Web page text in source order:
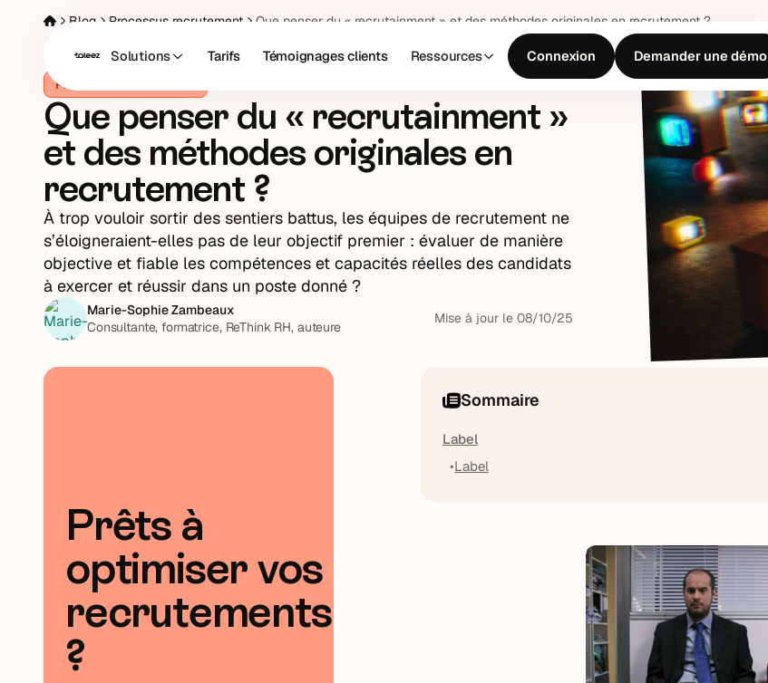
Solutions Tarifs Témoignages clients Ressources Connexion Demander une démo
Blog Processus recrutement Que penser du « recrutainment » et des méthodes originales en recrutement ?
Processus recrutement
Que penser du « recrutainment »
et des méthodes originales en
recrutement ?
À trop vouloir sortir des sentiers battus, les équipes de recrutement ne
s’éloigneraient-elles pas de leur objectif premier : évaluer de manière
objective et fiable les compétences et capacités réelles des candidats
à exercer et réussir dans un poste donné ?
Marie-Sophie Zambeaux
Consultante, formatrice, ReThink RH, auteure
Mise à jour le 08/10/25
Prêts à
optimiser vos
recrutements
?
Sommaire
Label
Label